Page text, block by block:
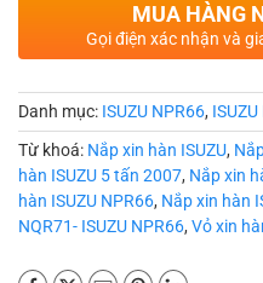
MUA HÀNG
Gọi điện xác nhận và
Danh mục: ISUZU NPR66, ISUZU
Từ khoá: Nắp xin hàn ISUZU,
hàn ISUZU 5 tấn 2007, Nắp xin
hàn ISUZU NPR66, Nắp xin hàn
NQR71- ISUZU NPR66, Vỏ xin